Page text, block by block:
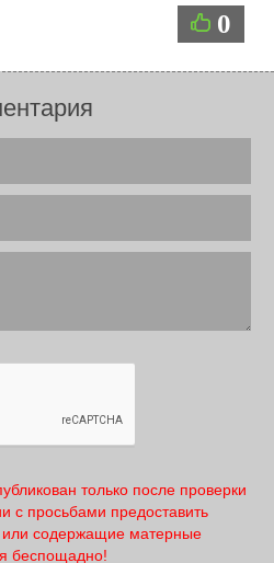
0
только после проверки
с просьбами предоставить
или содержащие матерные
беспощадно!